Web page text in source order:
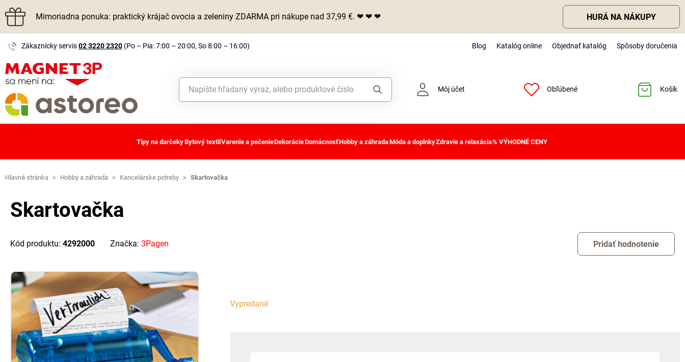
Mimoriadna ponuka: praktický krájač ovocia a zeleniny ZDARMA pri nákupe nad 37,99 €. ❤ ❤ ❤ HURÁ NA NÁKUPY
Zákaznícky servis02 3220 2320 (Po – Pia: 7:00 – 20:00, So 8:00 – 16:00) Blog Katalóg online Objednať katalóg Spôsoby doručenia
Môj účet Obľúbené Košík
Tipy na darčekyBytový textil Varenie a pečenieDekorácieDomácnosťHobby a záhradaMóda a doplnkyZdravie a relaxácia% VÝHODNÉ CENY
Hlavná stránka > Hobby a záhrada > Kancelárske potreby > Skartovačka
Skartovačka
Kód produktu: 4292000 Značka: 3Pagen Pridať hodnotenie
Vypredané